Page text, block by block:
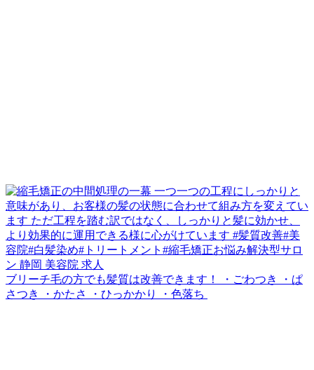
ブリーチ毛の方でも髪質は改善できます！ ・ごわつき ・ぱ
さつき ・かたさ ・ひっかかり ・色落ち ⁡